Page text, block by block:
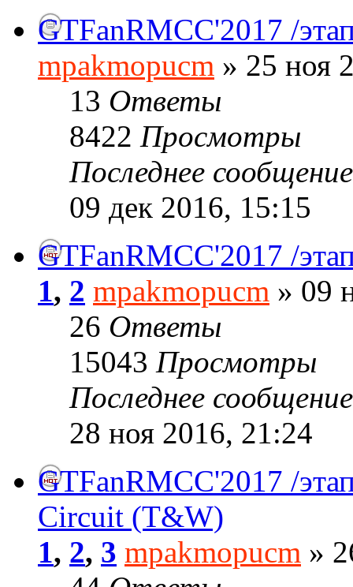
GTFanRMCC'2017 /
mpakmopucm » 25 ноя
13 Ответы
8422 Просмотры
Последнее
09 дек 2016, 15:15
GTFanRMCC'2017 /
1, 2 mpakmopucm » 09
26 Ответы
15043 Просмотры
Последнее
28 ноя 2016, 21:24
GTFanRMCC'2017 /
Circuit (T&W)
1, 2, 3 mpakmopucm »